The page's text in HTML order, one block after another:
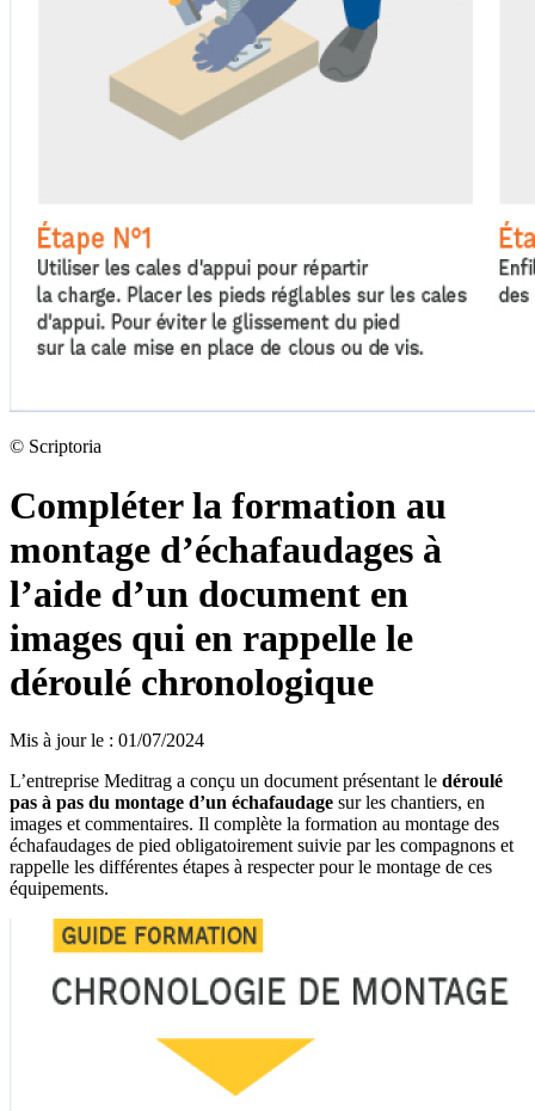
© Scriptoria
Compléter la formation au
montage d’échafaudages à
l’aide d’un document en
images qui en rappelle le
déroulé chronologique
Mis à jour le : 01/07/2024
L’entreprise Meditrag a conçu un document présentant le déroulé
pas à pas du montage d’un échafaudage sur les chantiers, en
images et commentaires. Il complète la formation au montage des
échafaudages de pied obligatoirement suivie par les compagnons et
rappelle les différentes étapes à respecter pour le montage de ces
équipements.